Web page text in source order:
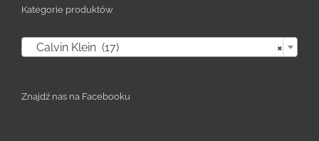
Kategorie produktów
×
Calvin Klein (17)
Znajdź nas na Facebooku